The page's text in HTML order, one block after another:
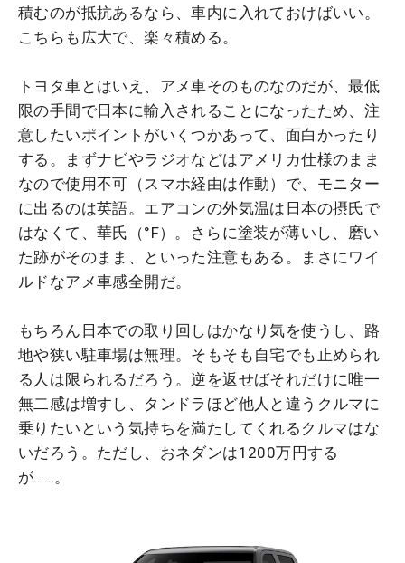
積むのが抵抗あるなら、車内に入れておけばいい。
こちらも広大で、楽々積める。
トヨタ車とはいえ、アメ車そのものなのだが、最低
限の手間で日本に輸入されることになったため、注
意したいポイントがいくつかあって、面白かったり
する。まずナビやラジオなどはアメリカ仕様のまま
なので使用不可（スマホ経由は作動）で、モニター
に出るのは英語。エアコンの外気温は日本の摂氏で
はなくて、華氏（°F）。さらに塗装が薄いし、磨い
た跡がそのまま、といった注意もある。まさにワイ
ルドなアメ車感全開だ。
もちろん日本での取り回しはかなり気を使うし、路
地や狭い駐車場は無理。そもそも自宅でも止められ
る人は限られるだろう。逆を返せばそれだけに唯一
無二感は増すし、タンドラほど他人と違うクルマに
乗りたいという気持ちを満たしてくれるクルマはな
いだろう。ただし、おネダンは1200万円する
が……。